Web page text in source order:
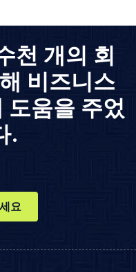
천 개의 회
비즈니스
도움을 주었
.
요